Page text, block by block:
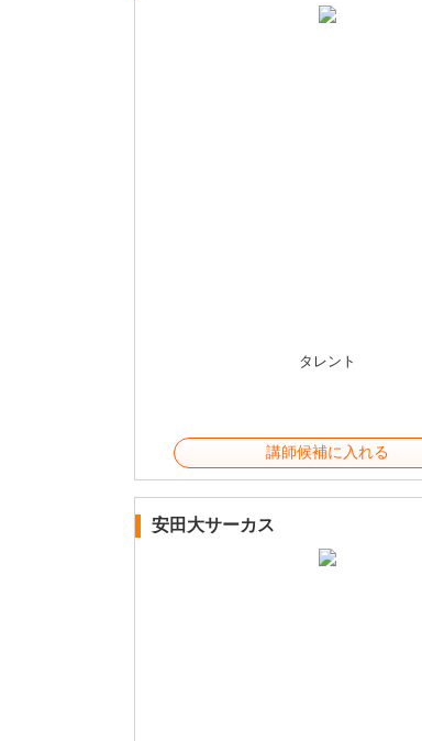
タレント
講師候補に入れる
安田大サーカス